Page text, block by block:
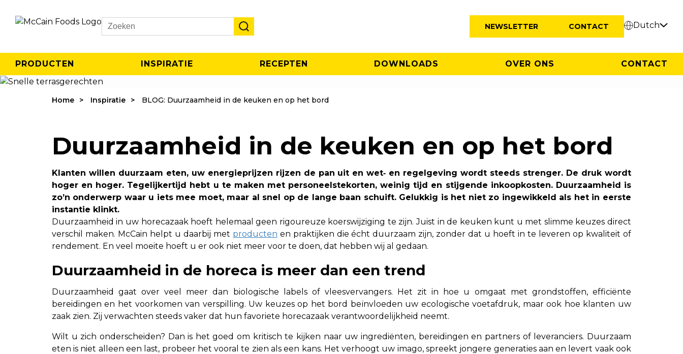
Search
NEWSLETTER CONTACT Dutch
PRODUCTEN INSPIRATIE RECEPTEN DOWNLOADS OVER ONS CONTACT
Home Inspiratie BLOG: Duurzaamheid in de keuken en op het bord
Duurzaamheid in de keuken en op het bord
Klanten willen duurzaam eten, uw energieprijzen rijzen de pan uit en wet‑ en regelgeving wordt steeds strenger. De druk wordt
hoger en hoger. Tegelijkertijd hebt u te maken met personeelstekorten, weinig tijd en stijgende inkoopkosten. Duurzaamheid is
zo’n onderwerp waar u iets mee moet, maar al snel op de lange baan schuift. Gelukkig is het niet zo ingewikkeld als het in eerste
instantie klinkt.
Duurzaamheid in uw horecazaak hoeft helemaal geen rigoureuze koerswijziging te zijn. Juist in de keuken kunt u met slimme keuzes direct
verschil maken. McCain helpt u daarbij met producten en praktijken die écht duurzaam zijn, zonder dat u hoeft in te leveren op kwaliteit of
rendement. En veel moeite hoeft u er ook niet meer voor te doen, dat hebben wij al gedaan.
Duurzaamheid in de horeca is meer dan een trend
Duurzaamheid gaat over veel meer dan biologische labels of vleesvervangers. Het zit in hoe u omgaat met grondstoffen, efficiënte
bereidingen en het voorkomen van verspilling. Uw keuzes op het bord beïnvloeden uw ecologische voetafdruk, maar ook hoe klanten uw
zaak zien. Zij verwachten steeds vaker dat hun favoriete horecazaak verantwoordelijkheid neemt.
Wilt u zich onderscheiden? Dan is het goed om kritisch te kijken naar uw ingrediënten, bereidingen en partners of leveranciers. Duurzaam
eten is niet alleen een last, probeer het vooral te zien als een kans. Het verhoogt uw imago, spreekt jongere generaties aan en levert vaak ook